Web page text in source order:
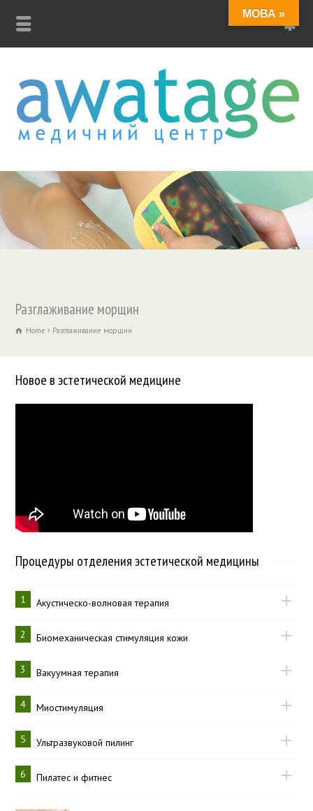
Разглаживание морщин
Home Разглаживание морщин
Новое в эстетической медицине
Процедуры отделения эстетической медицины
1 Акустическо-волновая терапия
2 Биомеханическая стимуляция кожи
3 Вакуумная терапия
4 Миостимуляция
5 Ультразвуковой пилинг
6 Пилатес и фитнес
МОВА »